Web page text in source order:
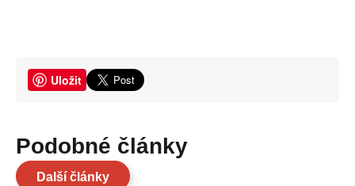
Uložit
Podobné články
Další články